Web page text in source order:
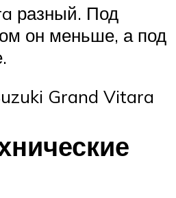
разный. Под
он меньше, а под
Grand Vitara